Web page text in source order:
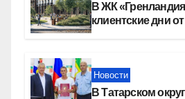
В ЖК
клиентские дни
Новости
В Татарском